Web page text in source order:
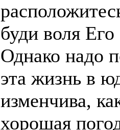
буди воля
Однако надо
эта жизнь в
изменчива,
хорошая